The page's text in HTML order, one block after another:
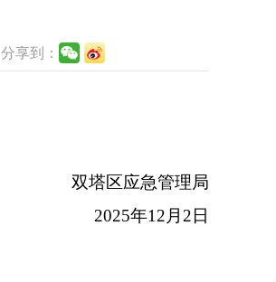
分享到：
双塔区应急管理局
2025年12月2日